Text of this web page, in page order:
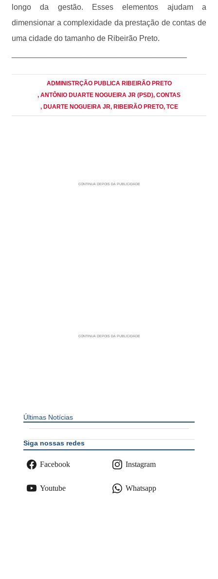
longo da gestão. Esses elementos ajudam a
dimensionar a complexidade da prestação de contas de
uma cidade do tamanho de Ribeirão Preto.
ADMINISTRÇÃO PUBLICA RIBEIRÃO PRETO
, ANTÔNIO DUARTE NOGUEIRA JR (PSD), CONTAS
, DUARTE NOGUEIRA JR, RIBEIRÃO PRETO, TCE
Últimas Notícias
Siga nossas redes
Facebook Instagram
Youtube Whatsapp